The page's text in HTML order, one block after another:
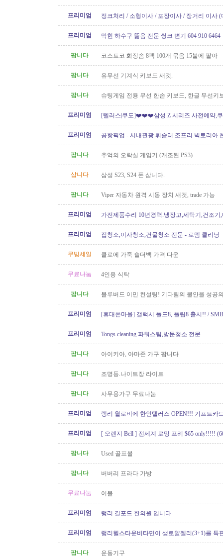
프리미엄 정크처리 / 소형이사 / 포장이사 / 장거리 이사 (
프리미엄 막힌 하수구 뚫음 전문 씽크 변기 604 910 6464
팝니다 코스트코 화장솜 8팩 100개 묶음 15불에 팔아
팝니다 유무선 기계식 키보드 새것.
팝니다
슈팅게임 전용 무선 한손 키보드, 한글 무선키
프리미엄
[텔러스|쿠도]❤️❤️❤️삼성 Z 시리즈 사전예약,쿠
프리미엄
공항픽업 - 시내관광 휘슬러 조프리 빅토리아
팝니다
추억의 오락실 게임기 (개조된 PS3)
삽니다 삼성 S23, S24 폰 삽니다.
팝니다 Viper 자동차 원격 시동 장치 새것, trade 가능
프리미엄
가전제품수리 10년경력.냉장고,세탁기,건조기
프리미엄
집청소,이사청소,건물청소 전문 - 로뎀 클리닝
무빙세일 클로에 가죽 숄더백 가격 다운
무료나눔 4인용 식탁
팝니다 블루버드 이민 컨설팅! 기다림의 불안을 성공
프리미엄
[휴대폰마을] 갤럭시 폴드8, 플립8 출시!! /
프리미엄
Tongs cleaning 파워스팀,방문청소 전문
팝니다 아이키아, 아마존 가구 팝니다
팝니다 조명등.나이트장 라이트
팝니다 사무용가구 무료나눔
프리미엄
랭리 윌로비에 한인텔러스 OPEN!!! 기프트카
프리미엄
[ 오렌지 Bell ] 전세계 로밍 프리 $65 only!!!!!
팝니다 Used 골프볼
팝니다 버버리 프라다 가방
무료나눔 이불
프리미엄 랭리 길포드 한의원 입니다.
프리미엄 랭리헬스타운비타민이 생로얄젤리(3+1)를 특
팝니다 운동기구